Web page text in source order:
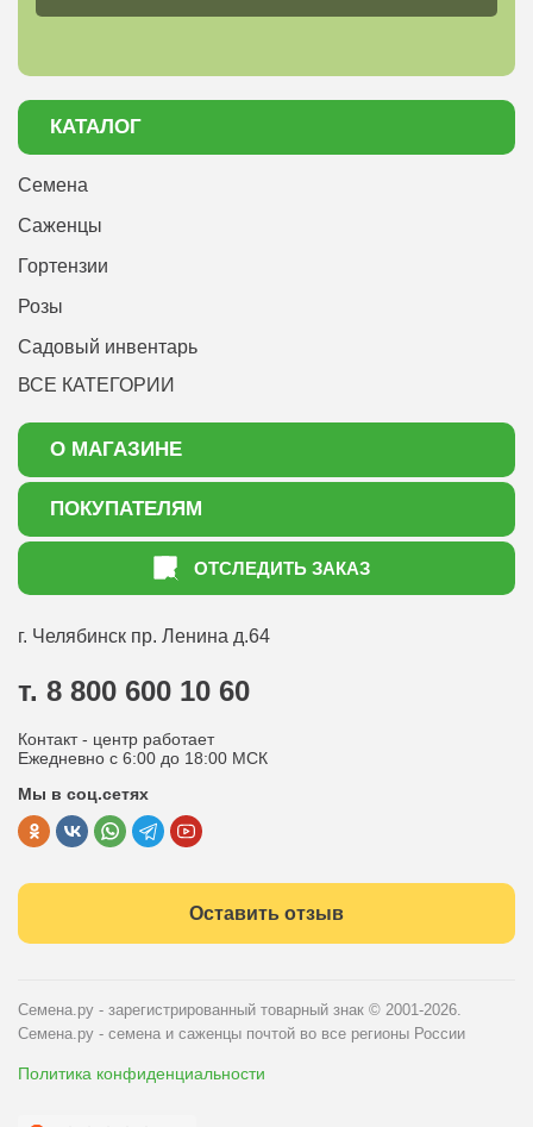
КАТАЛОГ
Семена
Саженцы
Гортензии
Розы
Садовый инвентарь
ВСЕ КАТЕГОРИИ
О МАГАЗИНЕ
О нас
Акции
ПОКУПАТЕЛЯМ
Как оформить заказ
Статьи садоводу
Оптовым покупателям
Политика конфиденциальности
Публичная оферта
ОТСЛЕДИТЬ ЗАКАЗ
г. Челябинск пр. Ленина д.64
т. 8 800 600 10 60
Контакт - центр работает
Ежедневно с 6:00 до 18:00 МСК
Мы в соц.сетях
Оставить отзыв
Семена.ру - зарегистрированный товарный знак © 2001-2026.
Семена.ру - семена и саженцы почтой во все регионы России
Политика конфиденциальности